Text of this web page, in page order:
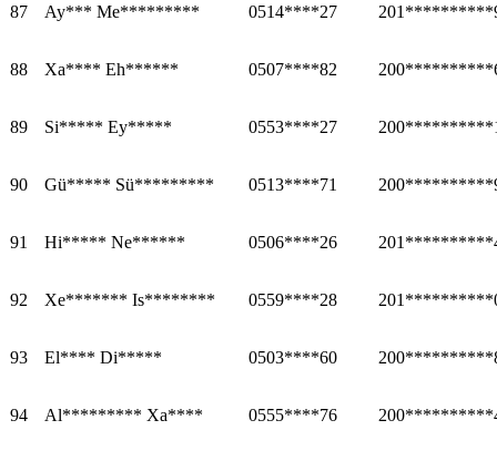
87 Ay*** Me********* 0514****27
88 Xa**** Eh****** 0507****82
89 Si***** Ey***** 0553****27
90 Gü***** Sü********* 0513****71
91 Hi***** Ne****** 0506****26
92 Xe******* Is******** 0559****28
93 El**** Di***** 0503****60
94 Al********* Xa**** 0555****76